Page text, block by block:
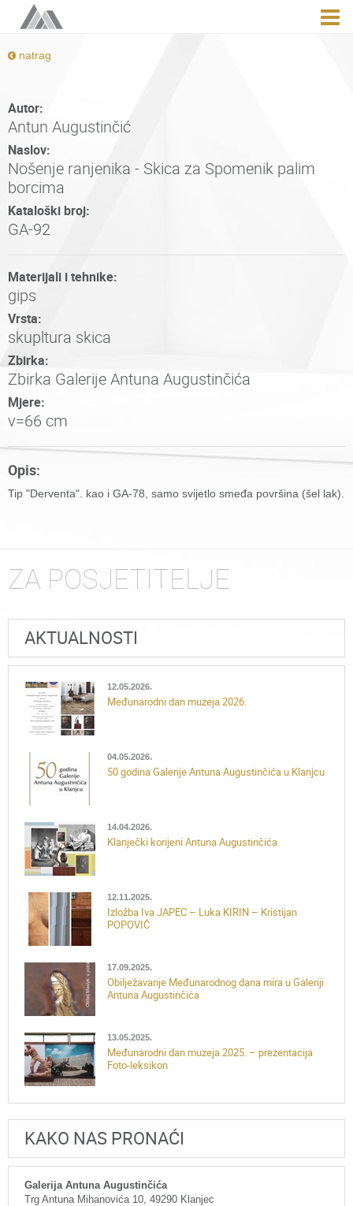
natrag
Autor:
Antun Augustinčić
Naslov:
Nošenje ranjenika - Skica za Spomenik palim
borcima
Kataloški broj:
GA-92
Materijali i tehnike:
gips
Vrsta:
skupltura skica
Zbirka:
Zbirka Galerije Antuna Augustinčića
Mjere:
v=66 cm
Opis:
Tip "Derventa". kao i GA-78, samo svijetlo smeđa površina (šel lak).
ZA POSJETITELJE
AKTUALNOSTI
12.05.2026.
Međunarodni dan muzeja 2026.
04.05.2026.
50 godina Galerije Antuna Augustinčića u Klanjcu
14.04.2026.
Klanječki korijeni Antuna Augustinčića
12.11.2025.
Izložba Iva JAPEC – Luka KIRIN – Kristijan
POPOVIĆ
17.09.2025.
Obilježavanje Međunarodnog dana mira u Galeriji
Antuna Augustinčića
13.05.2025.
Međunarodni dan muzeja 2025. – prezentacija
Foto-leksikon
KAKO NAS PRONAĆI
Galerija Antuna Augustinčića
Trg Antuna Mihanovića 10, 49290 Klanjec